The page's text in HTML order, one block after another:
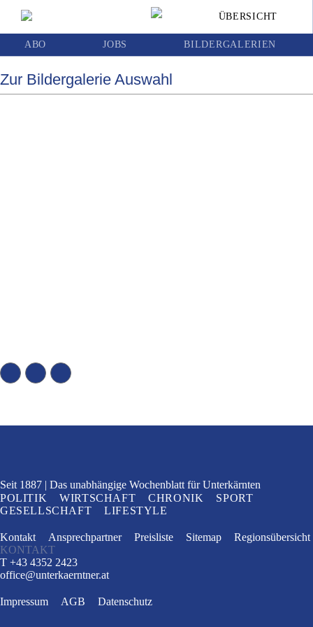
ÜBERSICHT
ABO JOBS BILDERGALERIEN
WAC siegt im ersten Test gegen
Zur Bildergalerie Auswahl
Seit 1887 Das unabhängige Wochenblatt für Unterkärnten
POLITIK
WIRTSCHAFT CHRONIK
SPORT
GESELLSCHAFT
LIFESTYLE
Kontakt Ansprechpartner Preisliste Sitemap
Regionsübersicht
KONTAKT
T +43 4352 2423
office@unterkaerntner.at
Impressum AGB Datenschutz